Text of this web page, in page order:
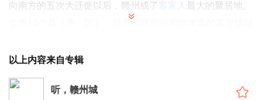
向南方的五次大迁徙以后，赣州成了 客家人 最大的聚居地。
总人口的95%以上。这里既有唐宋以来世居的“老客家”，也
有明清时期从粤东和闽西回迁到赣州的“新客家”。赣州府方
言包括本地话（老客话，属
话（新客
以上内容来自专辑
听，赣州城